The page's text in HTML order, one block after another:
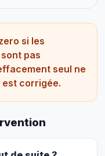
si les
pas
seul ne
est corrigée.